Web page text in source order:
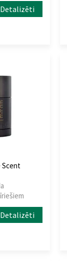
Detalizēti
Scent
Detalizēti